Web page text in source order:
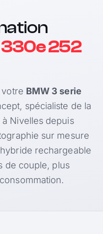
252
BMW 3 serie
spécialiste de la
Nivelles depuis
sur mesure
rechargeable
de couple, plus